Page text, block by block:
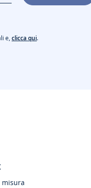
e,clicca qui.
misura